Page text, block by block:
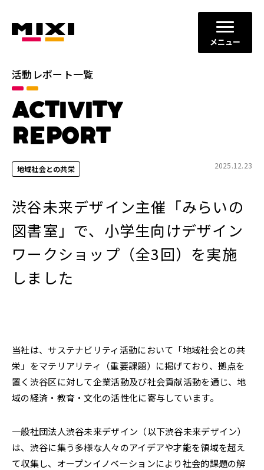
メニュー
活動レポート一覧
ACTIVITY
REPORT
地域社会との共栄 2025.12.23
渋谷未来デザイン主催「みらいの
図書室」で、小学生向けデザイン
ワークショップ（全3回）を実施
しました
当社は、サステナビリティ活動において「地域社会との共
栄」をマテリアリティ（重要課題）に掲げており、拠点を
置く渋谷区に対して企業活動及び社会貢献活動を通じ、地
域の経済・教育・文化の活性化に寄与しています。
一般社団法人渋谷未来デザイン（以下渋谷未来デザイン）
は、渋谷に集う多様な人々のアイデアや才能を領域を超え
て収集し、オープンイノベーションにより社会的課題の解
カテゴリ
すべて
イノベーションの促進
地域社会との共栄
年別
2026年 2025年
2024年 2023年